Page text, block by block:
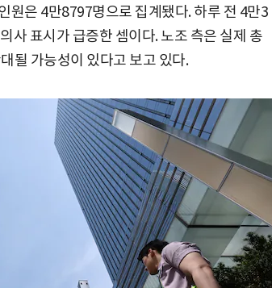
원은 4만8797명으로 집계됐다. 하루 전 4만3
사 표시가 급증한 셈이다. 노조 측은 실제 총
될 가능성이 있다고 보고 있다.